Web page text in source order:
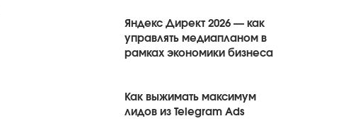
Яндекс Директ 2026 — как
управлять медиапланом в
рамках экономики бизнеса
Как выжимать максимум
лидов из Telegram Ads